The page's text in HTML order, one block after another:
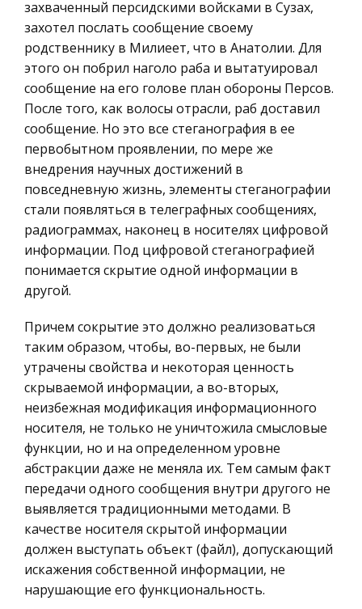
Историческая личность
География, Экономическая география
Литература, Лингвистика
Техника
Бухгалтерский учет
Налоговое право
Экологическое право
Физика
Теория государства и права
Компьютерные сети
Философия
Правоохранительные органы
Конституционное (государственное) право
Ценные бумаги
Гражданское право
Трудовое право
История государства и права зарубежных
стран
Транспорт
Банковское дело и кредитование
Здоровье
отчетности и сроки ее представления.
…………………………………………………………………….
Реклама в бизнесе, планирование рекламной
кампании
Необходимость в разработке рекламной
кампании возникает при выходе на новый
рынок предложений новой продукции,
значительном изменении рыночной ситуации,
коррекции имиджа. Также актуальна в
настоящее в
Особенности функциональных и
дисфункциональных семей
Курсовая работа на тему: Особенности
функциональной и дисфункциональной семей.
Выполнила студентка группа СП2-2 Шевченко
Вероника научный руководитель старший
преподаватель Якимова Татьяна Владимиров
Реформы и государственные преобразования в
России во второй половине XIX века
Международные события середины века
показали ее ослабление во
внешнеполитической области. Поэтому главной
целью внутренней политики правительства во
второй половине XIX века было приведение
экономиче
Маркировка деталей и сборочных единиц
захваченный персидскими войсками в Сузах,
захотел послать сообщение своему
родственнику в Милиеет, что в Анатолии. Для
этого он побрил наголо раба и вытатуировал
сообщение на его голове план обороны Персов.
После того, как волосы отрасли, раб доставил
сообщение. Но это все стеганография в ее
первобытном проявлении, по мере же
внедрения научных достижений в
повседневную жизнь, элементы стеганографии
стали появляться в телеграфных сообщениях,
радиограммах, наконец в носителях цифровой
информации. Под цифровой стеганографией
понимается скрытие одной информации в
другой.
Причем сокрытие это должно реализоваться
таким образом, чтобы, во-первых, не были
утрачены свойства и некоторая ценность
скрываемой информации, а во-вторых,
неизбежная модификация информационного
носителя, не только не уничтожила смысловые
функции, но и на определенном уровне
абстракции даже не меняла их. Тем самым факт
передачи одного сообщения внутри другого не
выявляется традиционными методами. В
качестве носителя скрытой информации
должен выступать объект (файл), допускающий
искажения собственной информации, не
нарушающие его функциональность.